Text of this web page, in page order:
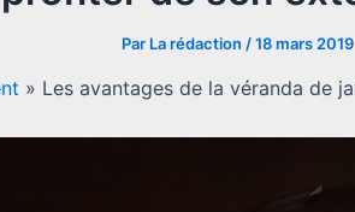
Par La rédaction /18 mars 2019
» Les avantages de la véranda de